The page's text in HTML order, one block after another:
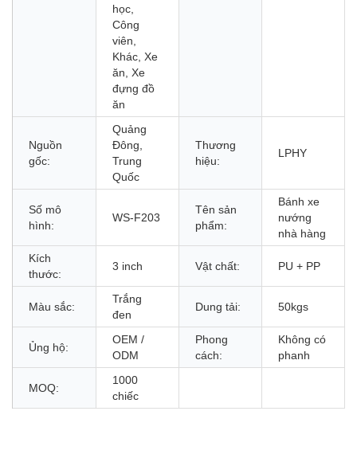
học,
Công
viên,
Khác, Xe
ăn, Xe
đựng đồ
ăn
Nguồn
gốc:
Quảng
Đông,
Trung
Quốc
Thương
hiệu:
LPHY
Số mô
hình:
WS-F203
Tên sản
phẩm:
Bánh xe
nướng
nhà hàng
Kích
thước:
3 inch Vật chất: PU + PP
Màu sắc:
Trắng
đen
Dung tải: 50kgs
Ủng hộ:
OEM /
ODM
Phong
cách:
Không có
phanh
MOQ:
1000
chiếc